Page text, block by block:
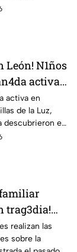
León! N1ños
activa
de
activa en
de la Luz,
descubrieron en
trag3dia!
de la
y
realizan las
sobre la